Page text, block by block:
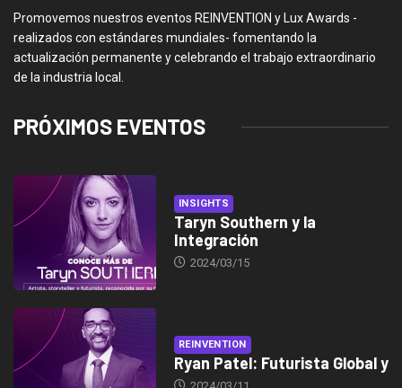
Promovemos nuestros eventos REINVENTION y Lux Awards -
realizados con estándares mundiales- fomentando la
actualización permanente y celebrando el trabajo extraordinario
de la industria local.
PRÓXIMOS EVENTOS
INSIGHTS
Taryn Southern y la
Integración
2024/03/15
REINVENTION
Ryan Patel: Futurista Global y